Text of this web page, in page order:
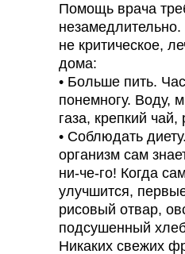
Помощь врача
не критическое,
дома:
• Больше пить.
понемногу. Воду,
газа, крепкий чай,
• Соблюдать
организм сам
ни-че-го! Когда
улучшится,
рисовый отвар,
подсушенный
Никаких свежих